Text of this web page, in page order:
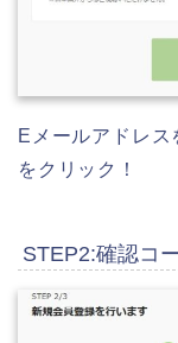
Eメールアドレス
をクリック！
STEP2:確認コ